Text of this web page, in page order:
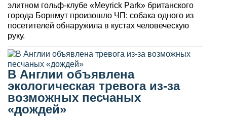
элитном гольф-клубе «Meyrick Park» британского
города Борнмут произошло ЧП: собака одного из
посетителей обнаружила в кустах человеческую
руку.
В Англии объявлена
экологическая тревога из-за
возможных песчаных
«дождей»